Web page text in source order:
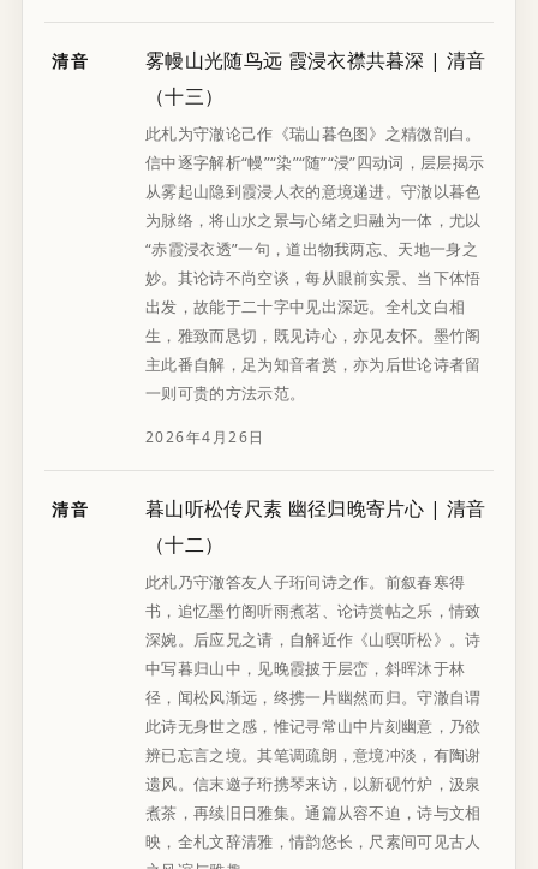
清音
雾幔山光随鸟远 霞浸衣襟共暮深 | 清音
（十三）
此札为守澈论己作《瑞山暮色图》之精微剖白。
信中逐字解析“幔”“染”“随”“浸”四动词，层层揭示
从雾起山隐到霞浸人衣的意境递进。守澈以暮色
为脉络，将山水之景与心绪之归融为一体，尤以
“赤霞浸衣透”一句，道出物我两忘、天地一身之
妙。其论诗不尚空谈，每从眼前实景、当下体悟
出发，故能于二十字中见出深远。全札文白相
生，雅致而恳切，既见诗心，亦见友怀。墨竹阁
主此番自解，足为知音者赏，亦为后世论诗者留
一则可贵的方法示范。
2026年4月26日
清音
暮山听松传尺素 幽径归晚寄片心 | 清音
（十二）
此札乃守澈答友人子珩问诗之作。前叙春寒得
书，追忆墨竹阁听雨煮茗、论诗赏帖之乐，情致
深婉。后应兄之请，自解近作《山暝听松》。诗
中写暮归山中，见晚霞披于层峦，斜晖沐于林
径，闻松风渐远，终携一片幽然而归。守澈自谓
此诗无身世之感，惟记寻常山中片刻幽意，乃欲
辨已忘言之境。其笔调疏朗，意境冲淡，有陶谢
遗风。信末邀子珩携琴来访，以新砚竹炉，汲泉
煮茶，再续旧日雅集。通篇从容不迫，诗与文相
映，全札文辞清雅，情韵悠长，尺素间可见古人